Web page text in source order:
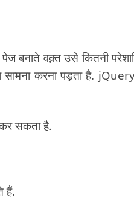
बनाते वक़्त उसे कितनी
सामना करना पड़ता है.
सकता है.
हैं.